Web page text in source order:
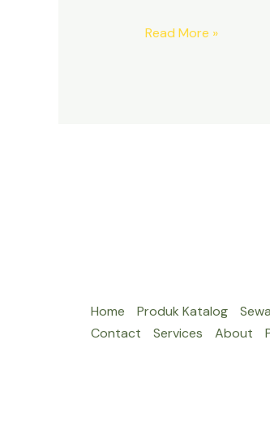
SEWA
Read More »
Home Produk Katalog
Contact
Services About